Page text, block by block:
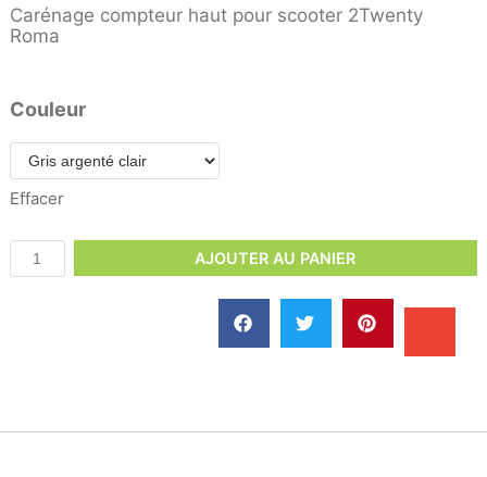
Carénage compteur haut pour scooter 2Twenty
Roma
Couleur
Effacer
AJOUTER AU PANIER